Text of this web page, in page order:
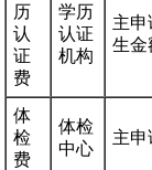
历
认
证
费
学历
认证
机构
主申
生金
体
检
费
体检
中心
主申